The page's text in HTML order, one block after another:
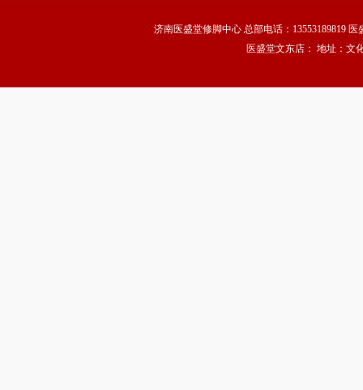
济南医盛堂修脚中心 总部电话：13553189819
医盛堂文东店： 地址：文